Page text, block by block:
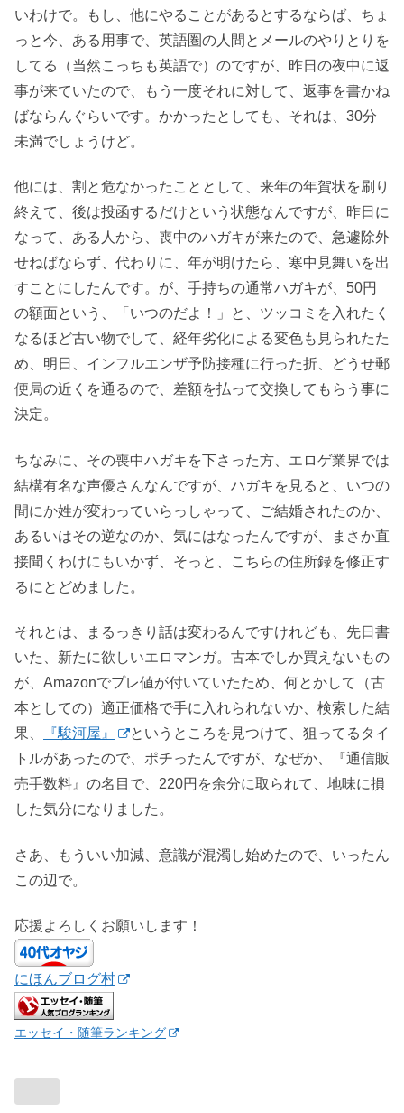
いわけで。もし、他にやることがあるとするならば、ちょ
っと今、ある用事で、英語圏の人間とメールのやりとりを
してる（当然こっちも英語で）のですが、昨日の夜中に返
事が来ていたので、もう一度それに対して、返事を書かね
ばならんぐらいです。かかったとしても、それは、30分
未満でしょうけど。
他には、割と危なかったこととして、来年の年賀状を刷り
終えて、後は投函するだけという状態なんですが、昨日に
なって、ある人から、喪中のハガキが来たので、急遽除外
せねばならず、代わりに、年が明けたら、寒中見舞いを出
すことにしたんです。が、手持ちの通常ハガキが、50円
の額面という、「いつのだよ！」と、ツッコミを入れたく
なるほど古い物でして、経年劣化による変色も見られたた
め、明日、インフルエンザ予防接種に行った折、どうせ郵
便局の近くを通るので、差額を払って交換してもらう事に
決定。
ちなみに、その喪中ハガキを下さった方、エロゲ業界では
結構有名な声優さんなんですが、ハガキを見ると、いつの
間にか姓が変わっていらっしゃって、ご結婚されたのか、
あるいはその逆なのか、気にはなったんですが、まさか直
接聞くわけにもいかず、そっと、こちらの住所録を修正す
るにとどめました。
それとは、まるっきり話は変わるんですけれども、先日書
いた、新たに欲しいエロマンガ。古本でしか買えないもの
が、Amazonでプレ値が付いていたため、何とかして（古
本としての）適正価格で手に入れられないか、検索した結
果、
『駿河屋』
というところを見つけて、狙ってるタイ
トルがあったので、ポチったんですが、なぜか、『通信販
売手数料』の名目で、220円を余分に取られて、地味に損
した気分になりました。
さあ、もういい加減、意識が混濁し始めたので、いったん
この辺で。
応援よろしくお願いします！
にほんブログ村
エッセイ・随筆ランキング